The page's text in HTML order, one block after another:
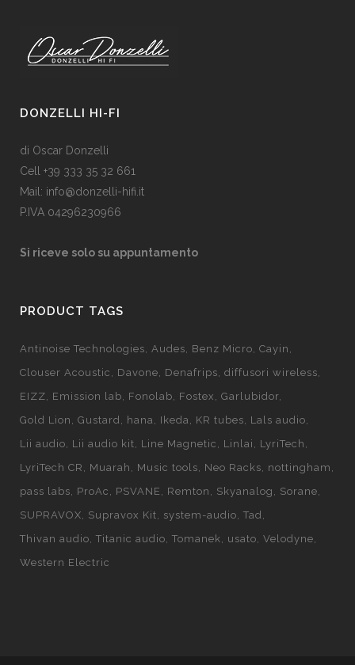
DONZELLI HI-FI
di Oscar Donzelli
Cell +39 333 35 32 661
Mail: info@donzelli-hifi.it
P.IVA 04296230966
Si riceve solo su appuntamento
PRODUCT TAGS
Antinoise Technologies Audes Benz Micro Cayin
Clouser Acoustic
Davone Denafrips diffusori wireless
EIZZ
Emission lab Fonolab Fostex
Garlubidor
Gold Lion
Gustard hana Ikeda KR tubes
Lals audio
Lii audio
Lii audio kit Line Magnetic Linlai
LyriTech
LyriTech CR
Muarah Music tools Neo Racks
nottingham
pass labs
ProAc PSVANE Remton Skyanalog
Sorane
SUPRAVOX
Supravox Kit system-audio Tad
Thivan audio Titanic audio Tomanek usato Velodyne
Western Electric